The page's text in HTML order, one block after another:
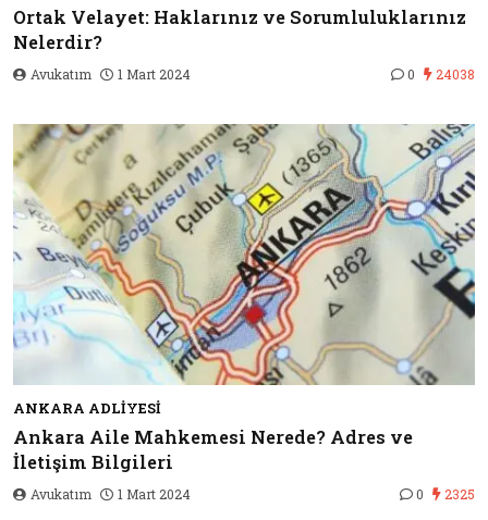
Ortak Velayet: Haklarınız ve Sorumluluklarınız
Nelerdir?
Avukatım 1 Mart 2024 0 24038
ANKARA ADLIYESI
Ankara Aile Mahkemesi Nerede? Adres ve
İletişim Bilgileri
Avukatım 1 Mart 2024 0 2325